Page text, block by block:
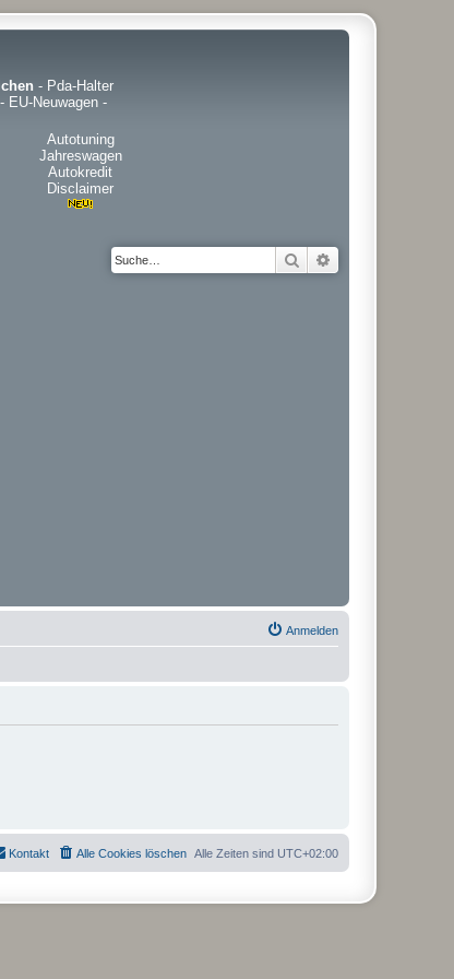
- Pda-Halter
- EU-Neuwagen -
Autotuning
Jahreswagen
Autokredit
Disclaimer
Suche
Anmelden
Alle Zeiten sind UTC+02:00
Alle Cookies löschen
Kontakt